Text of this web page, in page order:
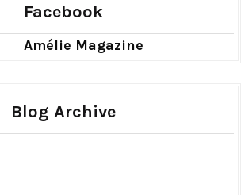
Facebook
Amélie Magazine
Blog Archive